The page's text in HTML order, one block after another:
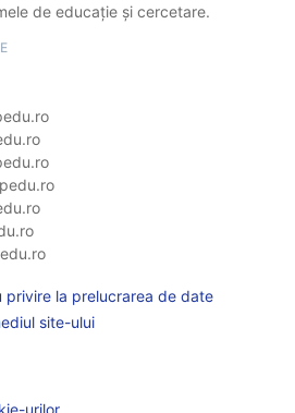
de educație și cercetare.
privire la prelucrarea de date
site-ului
urilor